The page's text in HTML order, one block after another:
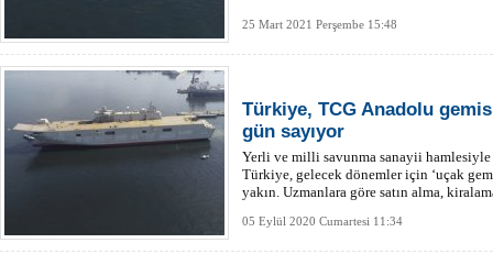
25 Mart 2021 Perşembe 15:48
Türkiye, TCG Anadolu
gün sayıyor
Yerli ve milli savunma sanayii
Türkiye, gelecek dönemler için ‘uçak
yakın. Uzmanlara göre satın alma,
05 Eylül 2020 Cumartesi 11:34